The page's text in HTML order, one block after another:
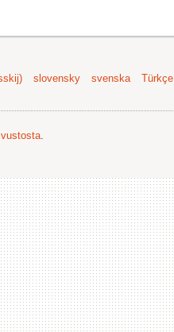
slovensky svenska
Türkçe
.